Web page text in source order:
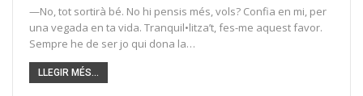
—No, tot sortirà bé. No hi pensis més, vols? Confia en mi, per
una vegada en ta vida. Tranquil•litza’t, fes-me aquest favor.
Sempre he de ser jo qui dona la…
LLEGIR MÉS...